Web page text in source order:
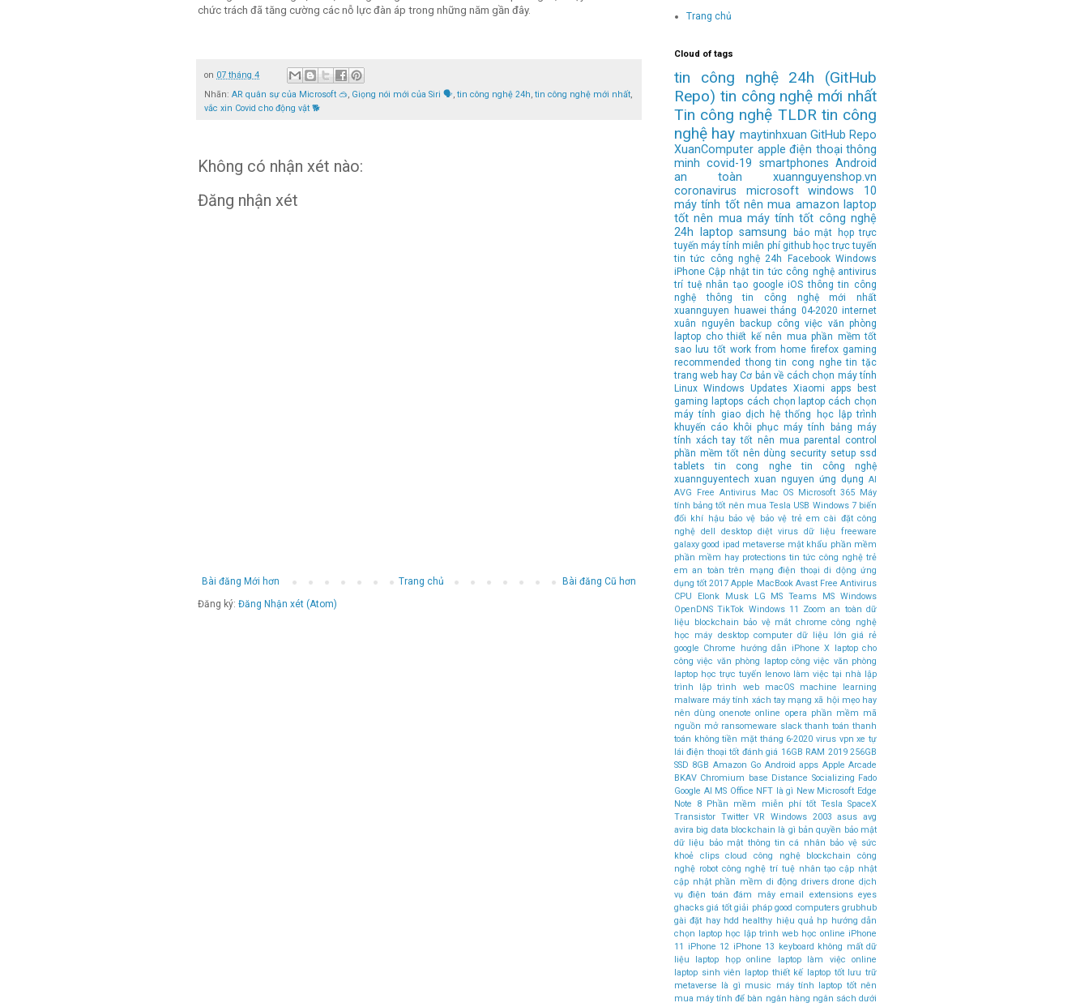
chức trách đã tăng cường các nỗ lực đàn áp trong những năm gần đây.
on 07 tháng 4
Nhãn: AR quân sự của Microsoft 🥽, Giọng nói mới của Siri 🗣️, tin công nghệ 24h, tin công nghệ mới nhất,
vắc xin Covid cho động vật 🐕
Không có nhận xét nào:
Đăng nhận xét
Bài đăng Mới hơn Bài đăng Cũ hơn
Trang chủ
Đăng ký: Đăng Nhận xét (Atom)
Trang chủ
Cloud of tags
tin công nghệ 24h
(GitHub
Repo) tin công nghệ mới nhất
Tin công nghệ TLDR tin công
nghệ hay maytinhxuan GitHub Repo
XuanComputer apple điện thoại thông
minh covid-19 smartphones Android
an toàn
xuannguyenshop.vn
coronavirus
microsoft
windows 10
máy tính tốt nên mua amazon laptop
tốt nên mua máy tính tốt công nghệ
24h
laptop samsung bảo mật
họp trực
tuyến máy tính miễn phí github học trực tuyến
tin tức công nghệ 24h Facebook Windows
iPhone Cập nhật tin tức công nghệ antivirus
trí tuệ nhân tạo google iOS thông tin công
nghệ
thông tin công nghệ mới nhất
xuannguyen
huawei tháng 04-2020 internet
xuân nguyên
backup công việc văn phòng
laptop cho thiết kế nên mua phần mềm tốt
sao lưu tốt work from home firefox gaming
recommended thong tin cong nghe tin tặc
trang web hay Cơ bản về cách chọn máy tính
Linux Windows Updates Xiaomi apps
best
gaming laptops cách chọn laptop cách chọn
máy tính
giao dịch hệ thống
học lập trình
khuyến cáo
khôi phục máy tính bảng máy
tính xách tay tốt nên mua parental control
phần mềm tốt nên dùng security setup ssd
tablets
tin cong nghe
tin công nghệ
xuannguyentech xuan nguyen ứng dụng AI
AVG Free Antivirus Mac OS Microsoft 365 Máy
tính bảng tốt nên mua Tesla USB Windows 7 biến
đổi khí hậu bảo vệ bảo vệ trẻ em cài đặt công
nghệ dell desktop diệt virus dữ liệu
freeware
galaxy good ipad metaverse mật khẩu phần mềm
phần mềm hay protections tin tức công nghệ trẻ
em an toàn trên mạng điện thoại di dộng ứng
dụng tốt 2017 Apple MacBook Avast Free Antivirus
CPU
Elonk Musk LG MS Teams
MS Windows
OpenDNS TikTok Windows 11 Zoom an toàn dữ
liệu
blockchain bảo vệ mắt chrome công nghệ
học máy desktop computer dữ liệu lớn giá rẻ
google Chrome
hướng dẫn iPhone X laptop cho
công việc văn phòng laptop công việc văn phòng
laptop học trực tuyến lenovo làm việc tại nhà lập
trình
lập trình web macOS
machine learning
malware máy tính xách tay mạng xã hội mẹo hay
nên dùng onenote online opera phần mềm mã
nguồn mở ransomeware slack thanh toán thanh
toán không tiền mặt tháng 6-2020 virus vpn xe tự
lái điện thoại tốt đánh giá 16GB RAM 2019 256GB
SSD 8GB Amazon Go Android apps Apple Arcade
BKAV Chromium base Distance Socializing Fado
Google AI MS Office NFT là gì New Microsoft Edge
Note 8 Phần mềm miễn phí tốt Tesla SpaceX
Transistor Twitter VR Windows 2003 asus avg
avira big data blockchain là gì bản quyền bảo mật
dữ liệu
bảo mật thông tin cá nhân bảo vệ sức
khoẻ
clips cloud công nghệ blockchain
công
nghệ robot công nghệ trí tuệ nhân tạo cập nhật
cập nhật phần mềm di động drivers drone dịch
vụ điện toán đám mây email extensions eyes
ghacks giá tốt giải pháp good computers grubhub
gài đặt hay hdd healthy hiệu quả hp hướng dẫn
chọn laptop học lập trình web học online iPhone
11
iPhone 12 iPhone 13 keyboard không mất dữ
liệu
laptop họp online
laptop làm việc online
laptop sinh viên laptop thiết kế laptop tốt lưu trữ
metaverse là gì music
máy tính laptop tốt nên
mua máy tính để bàn ngân hàng ngân sách dưới